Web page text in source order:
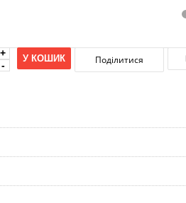
У КОШИК Поділитися